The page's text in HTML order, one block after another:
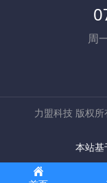
周
力盟科技 版权所
本站基